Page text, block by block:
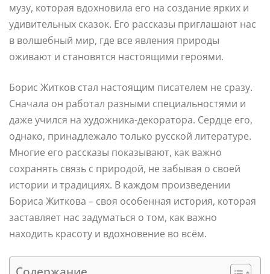
музу, которая вдохновила его на создание ярких и
удивительных сказок. Его рассказы приглашают нас
в волшебный мир, где все явления природы
оживают и становятся настоящими героями.
Борис Житков стал настоящим писателем не сразу.
Сначала он работал разными специальностями и
даже учился на художника-декоратора. Сердце его,
однако, принадлежало только русской литературе.
Многие его рассказы показывают, как важно
сохранять связь с природой, не забывая о своей
истории и традициях. В каждом произведении
Бориса Житкова – своя особенная история, которая
заставляет нас задуматься о том, как важно
находить красоту и вдохновение во всём.